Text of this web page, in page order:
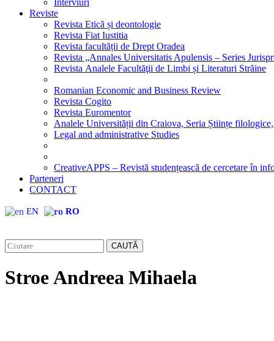
Interviuri
Reviste
Revista Etică și deontologie
Revista Fiat Iustitia
Revista facultății de Drept Oradea
Revista „Annales Universitatis Apulensis – Series
Revista Analele Facultăţii de Limbi și Literaturi Străine
Romanian Economic and Business Review
Revista Cogito
Revista Euromentor
Analele Universității din Craiova, Seria Științe
Legal and administrative Studies
CreativeAPPS – Revistă studențească de cercetare în
Parteneri
CONTACT
EN RO
CAUTĂ
Stroe Andreea Mihaela